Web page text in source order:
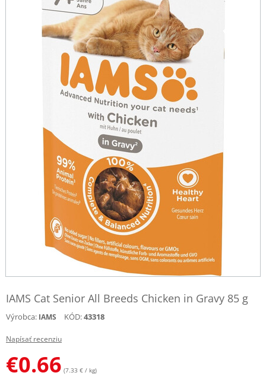
IAMS Cat Senior All Breeds Chicken in Gravy 85 g
Výrobca: IAMS KÓD:43318
Napísať recenziu
€0.66 (7.33 € / kg)